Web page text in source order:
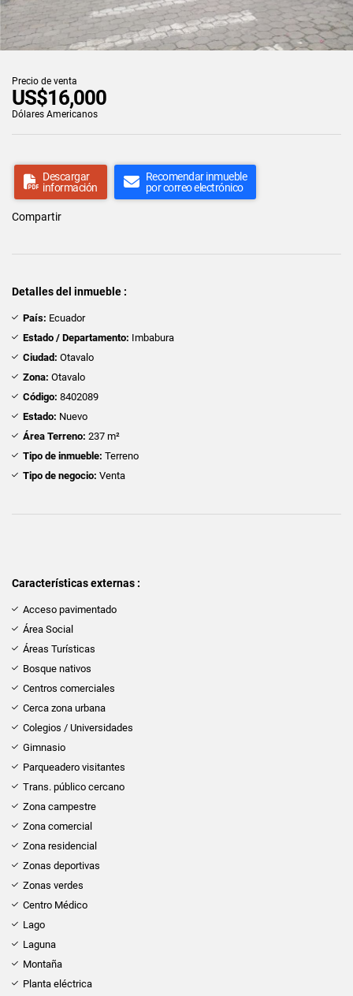
Precio de venta
US$16,000
Dólares Americanos
Descargar
información
Recomendar inmueble
por correo electrónico
Compartir
Detalles del inmueble :
País: Ecuador
Estado / Departamento: Imbabura
Ciudad: Otavalo
Zona: Otavalo
Código: 8402089
Estado: Nuevo
Área Terreno: 237 m²
Tipo de inmueble: Terreno
Tipo de negocio: Venta
Características externas :
Acceso pavimentado
Área Social
Áreas Turísticas
Bosque nativos
Centros comerciales
Cerca zona urbana
Colegios / Universidades
Gimnasio
Parqueadero visitantes
Trans. público cercano
Zona campestre
Zona comercial
Zona residencial
Zonas deportivas
Zonas verdes
Centro Médico
Lago
Laguna
Montaña
Planta eléctrica